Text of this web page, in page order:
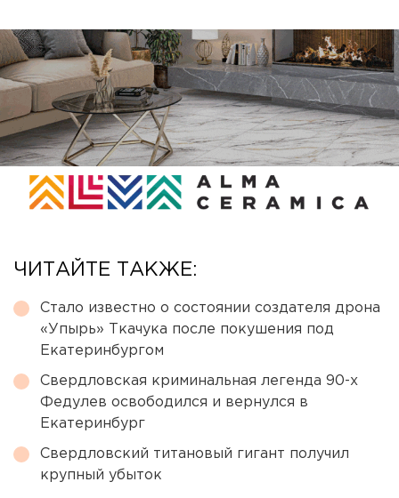
ЧИТАЙТЕ ТАКЖЕ:
Стало известно о состоянии создателя дрона
«Упырь» Ткачука после покушения под
Екатеринбургом
Свердловская криминальная легенда 90-х
Федулев освободился и вернулся в
Екатеринбург
Свердловский титановый гигант получил
крупный убыток